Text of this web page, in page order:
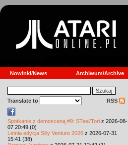
Nowinki/News Archiwum/Archive
Translate to RSS
Spotkanie z demosceną #9: STeel/Tori z 2026-08-
07 20:49 (0)
Letnia edycja Silly Venture 2026 z 2026-07-31
15:41 (38)